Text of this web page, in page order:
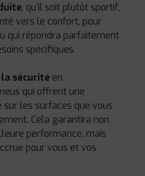
, qu'il soit plutôt sportif,
vers le confort, pour
qui répondra parfaitement
spécifiques.
sécurité en
qui offrent une
les surfaces que vous
Cela garantira non
performance, mais
pour vous et vos